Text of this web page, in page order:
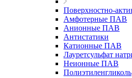
Поверхностно-
Амфотерные ПАВ
Анионные ПАВ
Антистатики
Катионные ПАВ
Лауретсульфат
Неионные ПАВ
Полиэтиленгликоль